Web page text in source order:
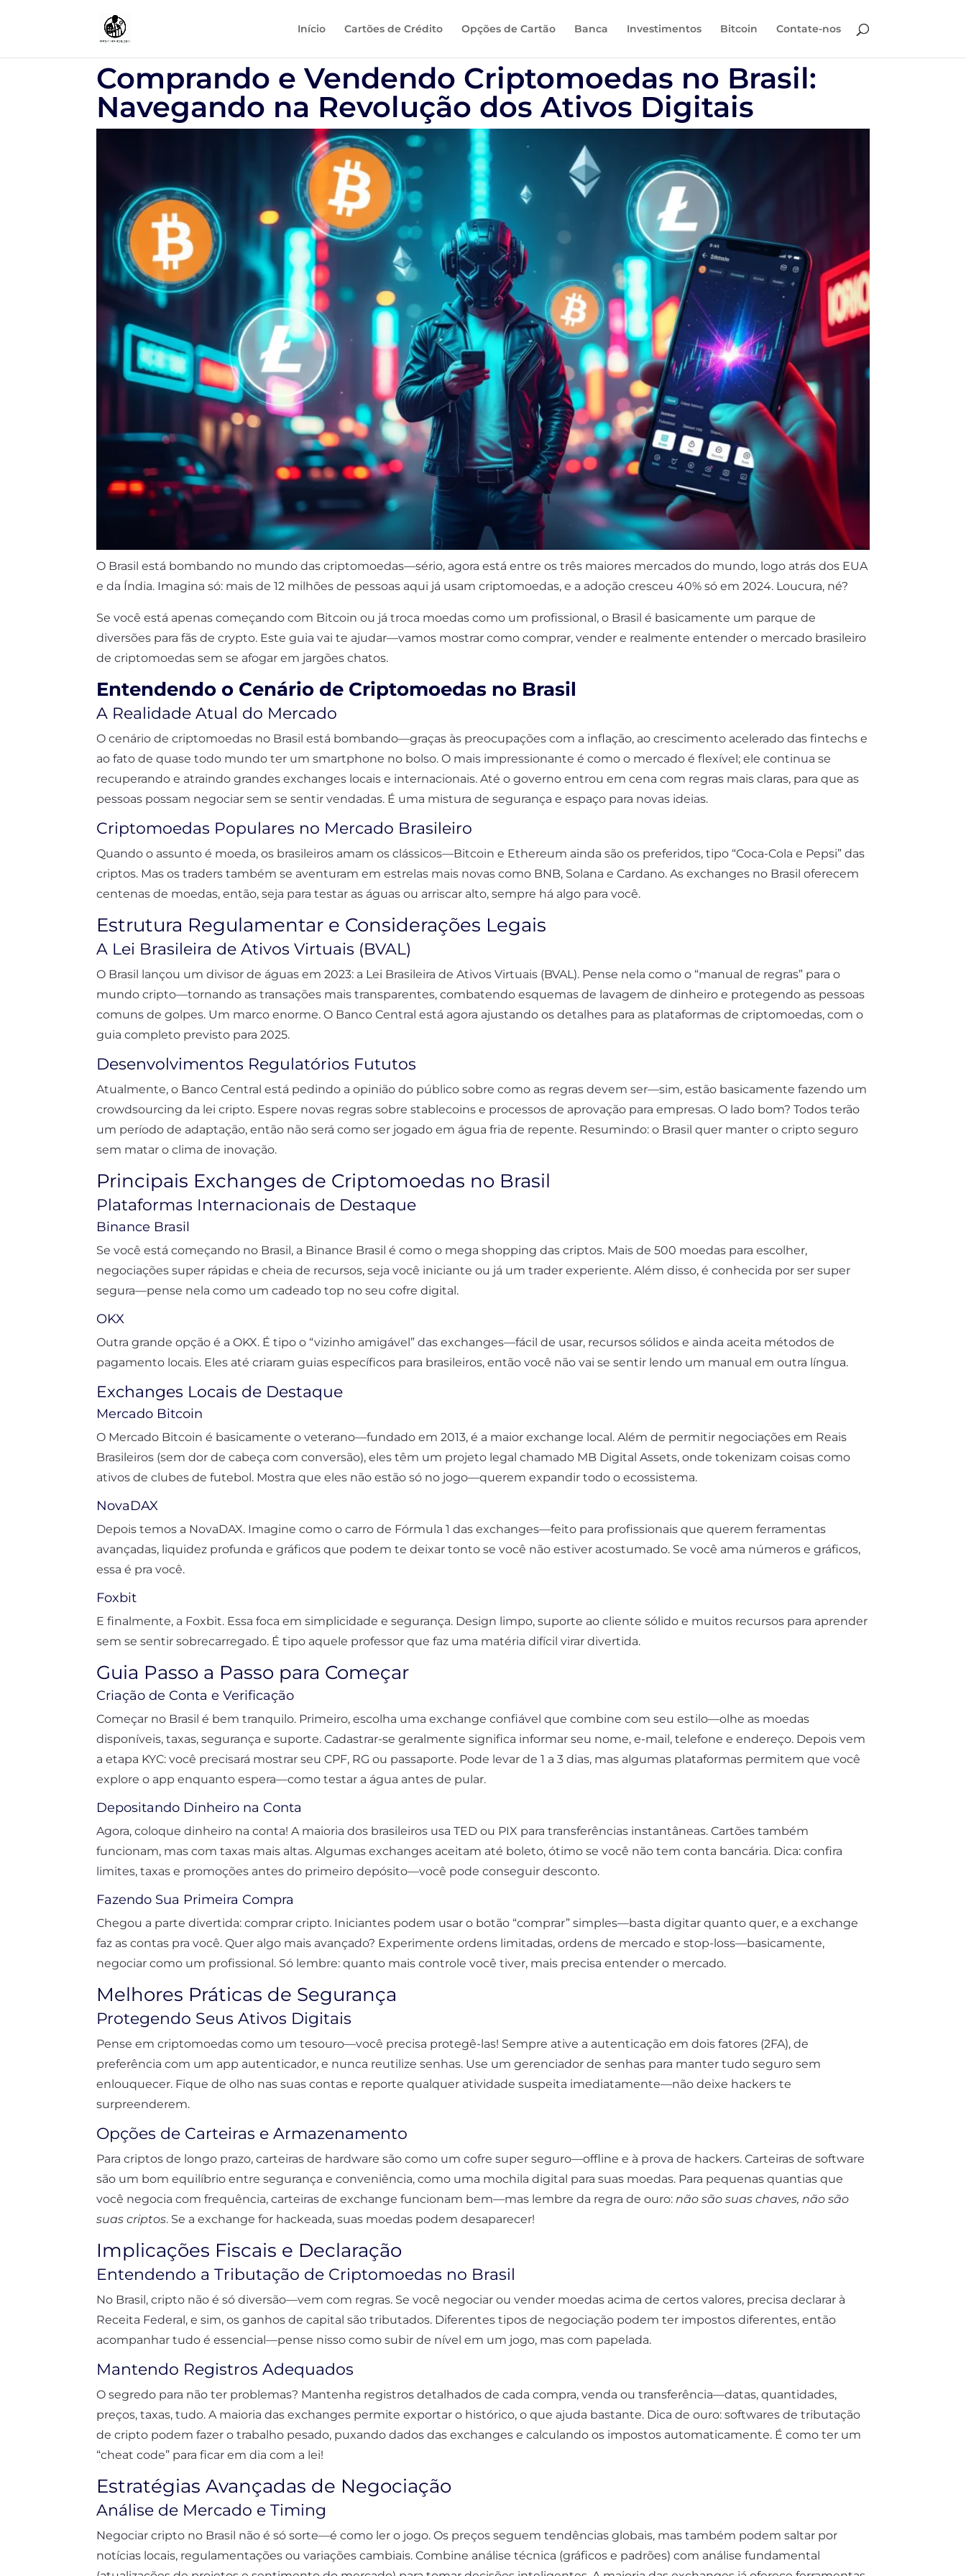
Início Cartões de Crédito Opções de Cartão Banca Investimentos Bitcoin Contate-nos
Comprando e Vendendo Criptomoedas no Brasil:
Navegando na Revolução dos Ativos Digitais
O Brasil está bombando no mundo das criptomoedas—sério, agora está entre os três maiores mercados do mundo, logo atrás dos EUA
e da Índia. Imagina só: mais de 12 milhões de pessoas aqui já usam criptomoedas, e a adoção cresceu 40% só em 2024. Loucura, né?
Se você está apenas começando com Bitcoin ou já troca moedas como um profissional, o Brasil é basicamente um parque de
diversões para fãs de crypto. Este guia vai te ajudar—vamos mostrar como comprar, vender e realmente entender o mercado brasileiro
de criptomoedas sem se afogar em jargões chatos.
Entendendo o Cenário de Criptomoedas no Brasil
A Realidade Atual do Mercado
O cenário de criptomoedas no Brasil está bombando—graças às preocupações com a inflação, ao crescimento acelerado das fintechs e
ao fato de quase todo mundo ter um smartphone no bolso. O mais impressionante é como o mercado é flexível; ele continua se
recuperando e atraindo grandes exchanges locais e internacionais. Até o governo entrou em cena com regras mais claras, para que as
pessoas possam negociar sem se sentir vendadas. É uma mistura de segurança e espaço para novas ideias.
Criptomoedas Populares no Mercado Brasileiro
Quando o assunto é moeda, os brasileiros amam os clássicos—Bitcoin e Ethereum ainda são os preferidos, tipo “Coca-Cola e Pepsi” das
criptos. Mas os traders também se aventuram em estrelas mais novas como BNB, Solana e Cardano. As exchanges no Brasil oferecem
centenas de moedas, então, seja para testar as águas ou arriscar alto, sempre há algo para você.
Estrutura Regulamentar e Considerações Legais
A Lei Brasileira de Ativos Virtuais (BVAL)
O Brasil lançou um divisor de águas em 2023: a Lei Brasileira de Ativos Virtuais (BVAL). Pense nela como o “manual de regras” para o
mundo cripto—tornando as transações mais transparentes, combatendo esquemas de lavagem de dinheiro e protegendo as pessoas
comuns de golpes. Um marco enorme. O Banco Central está agora ajustando os detalhes para as plataformas de criptomoedas, com o
guia completo previsto para 2025.
Desenvolvimentos Regulatórios Fututos
Atualmente, o Banco Central está pedindo a opinião do público sobre como as regras devem ser—sim, estão basicamente fazendo um
crowdsourcing da lei cripto. Espere novas regras sobre stablecoins e processos de aprovação para empresas. O lado bom? Todos terão
um período de adaptação, então não será como ser jogado em água fria de repente. Resumindo: o Brasil quer manter o cripto seguro
sem matar o clima de inovação.
Principais Exchanges de Criptomoedas no Brasil
Plataformas Internacionais de Destaque
Binance Brasil
Se você está começando no Brasil, a Binance Brasil é como o mega shopping das criptos. Mais de 500 moedas para escolher,
negociações super rápidas e cheia de recursos, seja você iniciante ou já um trader experiente. Além disso, é conhecida por ser super
segura—pense nela como um cadeado top no seu cofre digital.
OKX
Outra grande opção é a OKX. É tipo o “vizinho amigável” das exchanges—fácil de usar, recursos sólidos e ainda aceita métodos de
pagamento locais. Eles até criaram guias específicos para brasileiros, então você não vai se sentir lendo um manual em outra língua.
Exchanges Locais de Destaque
Mercado Bitcoin
O Mercado Bitcoin é basicamente o veterano—fundado em 2013, é a maior exchange local. Além de permitir negociações em Reais
Brasileiros (sem dor de cabeça com conversão), eles têm um projeto legal chamado MB Digital Assets, onde tokenizam coisas como
ativos de clubes de futebol. Mostra que eles não estão só no jogo—querem expandir todo o ecossistema.
NovaDAX
Depois temos a NovaDAX. Imagine como o carro de Fórmula 1 das exchanges—feito para profissionais que querem ferramentas
avançadas, liquidez profunda e gráficos que podem te deixar tonto se você não estiver acostumado. Se você ama números e gráficos,
essa é pra você.
Foxbit
E finalmente, a Foxbit. Essa foca em simplicidade e segurança. Design limpo, suporte ao cliente sólido e muitos recursos para aprender
sem se sentir sobrecarregado. É tipo aquele professor que faz uma matéria difícil virar divertida.
Guia Passo a Passo para Começar
Criação de Conta e Verificação
Começar no Brasil é bem tranquilo. Primeiro, escolha uma exchange confiável que combine com seu estilo—olhe as moedas
disponíveis, taxas, segurança e suporte. Cadastrar-se geralmente significa informar seu nome, e-mail, telefone e endereço. Depois vem
a etapa KYC: você precisará mostrar seu CPF, RG ou passaporte. Pode levar de 1 a 3 dias, mas algumas plataformas permitem que você
explore o app enquanto espera—como testar a água antes de pular.
Depositando Dinheiro na Conta
Agora, coloque dinheiro na conta! A maioria dos brasileiros usa TED ou PIX para transferências instantâneas. Cartões também
funcionam, mas com taxas mais altas. Algumas exchanges aceitam até boleto, ótimo se você não tem conta bancária. Dica: confira
limites, taxas e promoções antes do primeiro depósito—você pode conseguir desconto.
Fazendo Sua Primeira Compra
Chegou a parte divertida: comprar cripto. Iniciantes podem usar o botão “comprar” simples—basta digitar quanto quer, e a exchange
faz as contas pra você. Quer algo mais avançado? Experimente ordens limitadas, ordens de mercado e stop-loss—basicamente,
negociar como um profissional. Só lembre: quanto mais controle você tiver, mais precisa entender o mercado.
Melhores Práticas de Segurança
Protegendo Seus Ativos Digitais
Pense em criptomoedas como um tesouro—você precisa protegê-las! Sempre ative a autenticação em dois fatores (2FA), de
preferência com um app autenticador, e nunca reutilize senhas. Use um gerenciador de senhas para manter tudo seguro sem
enlouquecer. Fique de olho nas suas contas e reporte qualquer atividade suspeita imediatamente—não deixe hackers te
surpreenderem.
Opções de Carteiras e Armazenamento
Para criptos de longo prazo, carteiras de hardware são como um cofre super seguro—offline e à prova de hackers. Carteiras de software
são um bom equilíbrio entre segurança e conveniência, como uma mochila digital para suas moedas. Para pequenas quantias que
você negocia com frequência, carteiras de exchange funcionam bem—mas lembre da regra de ouro:não são suas chaves, não são
suas criptos. Se a exchange for hackeada, suas moedas podem desaparecer!
Implicações Fiscais e Declaração
Entendendo a Tributação de Criptomoedas no Brasil
No Brasil, cripto não é só diversão—vem com regras. Se você negociar ou vender moedas acima de certos valores, precisa declarar à
Receita Federal, e sim, os ganhos de capital são tributados. Diferentes tipos de negociação podem ter impostos diferentes, então
acompanhar tudo é essencial—pense nisso como subir de nível em um jogo, mas com papelada.
Mantendo Registros Adequados
O segredo para não ter problemas? Mantenha registros detalhados de cada compra, venda ou transferência—datas, quantidades,
preços, taxas, tudo. A maioria das exchanges permite exportar o histórico, o que ajuda bastante. Dica de ouro: softwares de tributação
de cripto podem fazer o trabalho pesado, puxando dados das exchanges e calculando os impostos automaticamente. É como ter um
“cheat code” para ficar em dia com a lei!
Estratégias Avançadas de Negociação
Análise de Mercado e Timing
Negociar cripto no Brasil não é só sorte—é como ler o jogo. Os preços seguem tendências globais, mas também podem saltar por
notícias locais, regulamentações ou variações cambiais. Combine análise técnica (gráficos e padrões) com análise fundamental